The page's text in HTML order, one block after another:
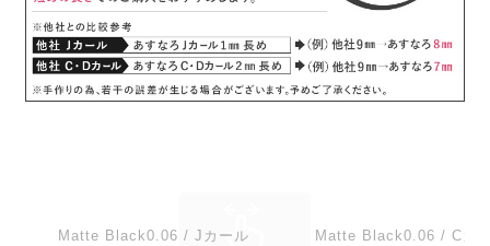
Matte Black0.06 / Jカール Matte Black0.06 / Cカ